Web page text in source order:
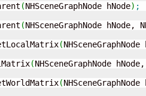
(NHSceneGraphNode hNode) ;
(NHSceneGraphNode hNode,
(NHSceneGraphNode
(NHSceneGraphNode
(NHSceneGraphNode